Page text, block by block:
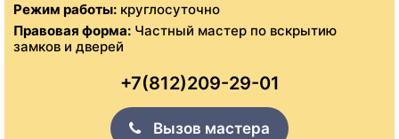
Режим работы: круглосуточно
Правовая форма: Частный мастер по вскрытию
замков и дверей
+7(812)209-29-01
Вызов мастера